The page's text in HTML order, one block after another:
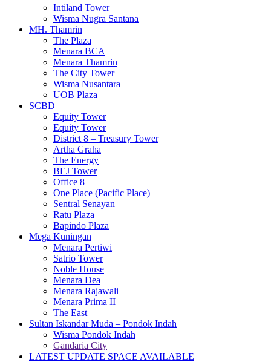
Intiland Tower
Wisma Nugra Santana
MH. Thamrin
The Plaza
Menara BCA
Menara Thamrin
The City Tower
Wisma Nusantara
UOB Plaza
SCBD
Equity Tower
Equity Tower
District 8 – Treasury Tower
Artha Graha
The Energy
BEJ Tower
Office 8
One Place (Pacific Place)
Sentral Senayan
Ratu Plaza
Bapindo Plaza
Mega Kuningan
Menara Pertiwi
Satrio Tower
Noble House
Menara Dea
Menara Rajawali
Menara Prima II
The East
Sultan Iskandar Muda – Pondok Indah
Wisma Pondok Indah
Gandaria City
LATEST UPDATE SPACE AVAILABLE